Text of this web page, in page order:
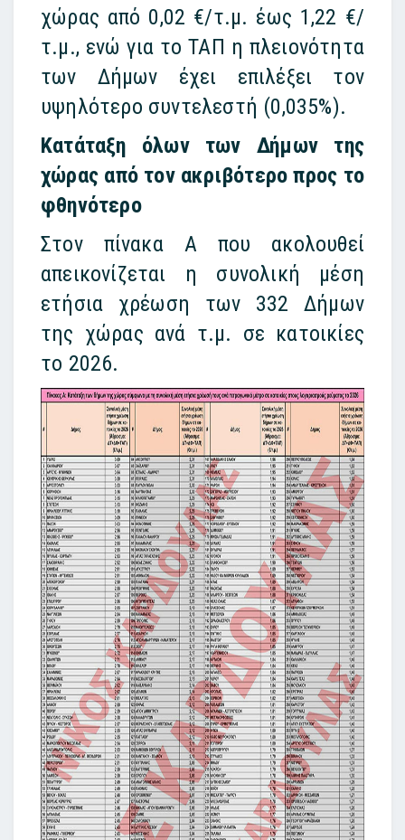
χώρας από 0,02 €/τ.μ. έως 1,22 €/
τ.μ., ενώ για το ΤΑΠ η πλειονότητα
των Δήμων έχει επιλέξει τον
υψηλότερο συντελεστή (0,035%).
Κατάταξη όλων των Δήμων της
χώρας από τον ακριβότερο προς το
φθηνότερο
Στον πίνακα Α που ακολουθεί
απεικονίζεται η συνολική μέση
ετήσια χρέωση των 332 Δήμων
της χώρας ανά τ.μ. σε κατοικίες
το 2026.